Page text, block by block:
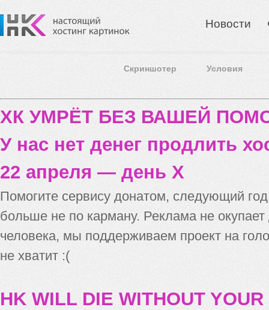
Новости
Скриншотер Условия
ХК УМРЁТ БЕЗ ВАШЕЙ
У нас нет денег продлить
22 апреля — день X
Помогите сервису донатом, следующий
больше не по карману. Реклама не
человека, мы поддерживаем проект на
не хватит :(
HK WILL DIE WITHOUT